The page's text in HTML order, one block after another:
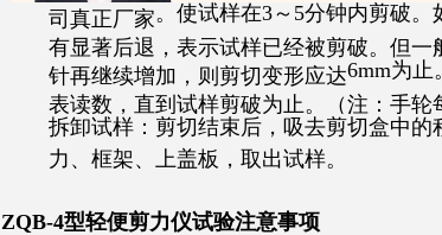
司真正厂家。使试样在3～ 5分钟内剪破。
有显著后退，表示试样已经被剪破。但一
针再继续增加，则剪切变形应达6mm为止
表读数，直到试样剪破为止。（注：手轮
拆卸试样：剪切结束后，吸去剪切盒中
力、框架、上盖板，取出试样。
ZQB-4型轻便剪力仪试验注意事项